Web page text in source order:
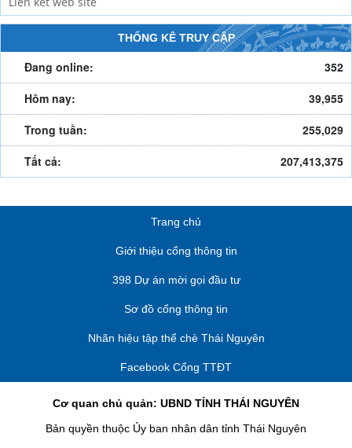
THỐNG KÊ TRUY CẬP
Đang online:
352
Hôm nay:
39,955
Trong tuần:
255,029
Tất cả:
207,413,375
Trang chủ
Giới thiệu cổng thông tin
398 Dự án mời gọi đầu tư
Sơ đồ cổng thông tin
Nhãn hiệu tập thể chè Thái Nguyên
Facebook Cổng TTĐT
Cơ quan chủ quản: UBND TỈNH THÁI NGUYÊN
Bản quyền thuộc Ủy ban nhân dân tỉnh Thái Nguyên